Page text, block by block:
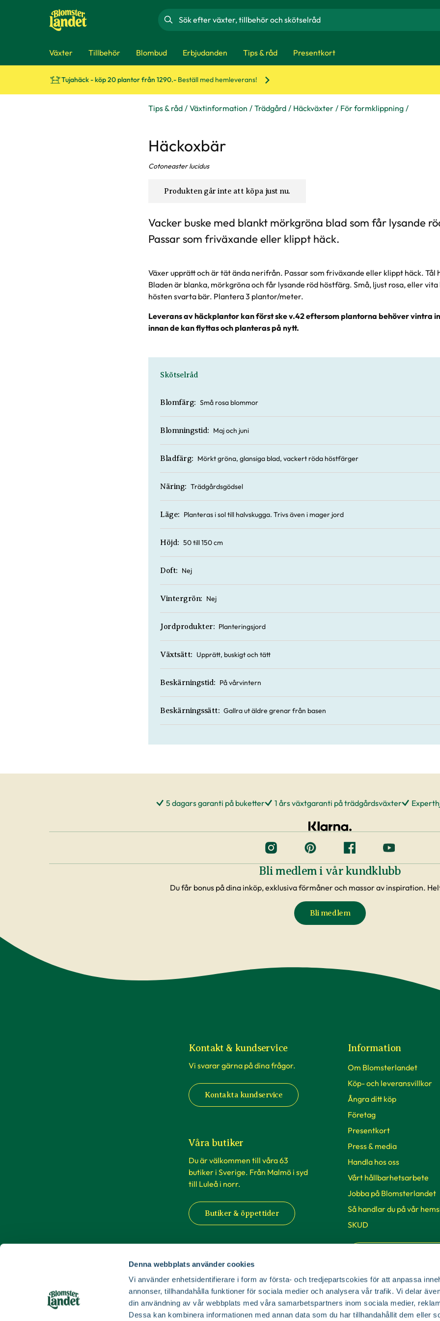
Denna webbplats använder cookies
Vi använder enhetsidentifierare i form av första- och tredjepartscokies för att anpassa
annonser, tillhandahålla funktioner för sociala medier och analysera vår trafik. Vi delar
din användning av vår webbplats med våra samarbetspartners inom sociala medier,
Dessa kan kombinera informationen med annan data som du har tillhandahållit dem eller
Sök
Växter Tillbehör Blombud Erbjudanden Tips & råd Presentkort
Tujahäck - köp 20 plantor från 1290.- Beställ med hemleverans!
Tips & råd Växtinformation Trädgård Häckväxter För formklippning
Häckoxbär
Cotoneaster lucidus
Produkten går inte att köpa just nu.
Vacker buske med blankt mörkgröna blad som får lysande
Passar som friväxande eller klippt häck.
Växer upprätt och är tät ända nerifrån. Passar som friväxande eller klippt häck. Tål
Bladen är blanka, mörkgröna och får lysande röd höstfärg. Små, ljust rosa, eller
hösten svarta bär. Plantera 3 plantor/meter.
Leverans av häckplantor kan först ske v.42 eftersom plantorna behöver vintra
innan de kan flyttas och planteras på nytt.
Skötselråd
Blomfärg: Små rosa blommor
Blomningstid: Maj och juni
Bladfärg: Mörkt gröna, glansiga blad, vackert röda höstfärger
Näring: Trädgårdsgödsel
Läge: Planteras i sol till halvskugga. Trivs även i mager jord
Höjd: 50 till 150 cm
Doft: Nej
Vintergrön: Nej
Jordprodukter: Planteringsjord
Växtsätt: Upprätt, buskigt och tätt
Beskärningstid: På vårvintern
Beskärningssätt: Gallra ut äldre grenar från basen
5 dagars garanti på buketter 1 års växtgaranti på trädgårdsväxter
Bli medlem i vår kundklubb
Du får bonus på dina inköp, exklusiva förmåner och massor av inspiration.
Bli medlem
Kontakt & kundservice
Vi svarar gärna på dina frågor.
Kontakta kundservice
Våra butiker
Du är välkommen till våra 63
butiker i Sverige. Från Malmö i syd
till Luleå i norr.
Butiker & öppettider
Information
Om Blomsterlandet
Köp- och leveransvillkor
Ångra ditt köp
Företag
Presentkort
Press & media
Handla hos oss
Vårt hållbarhetsarbete
Jobba på Blomsterlandet
Så handlar du på vår
SKUD